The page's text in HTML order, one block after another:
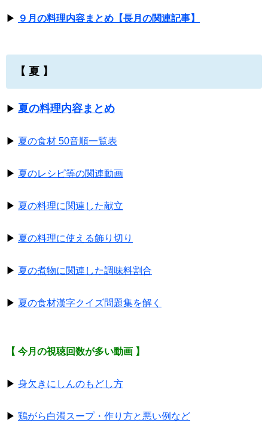
▶ ９月の料理内容まとめ【長月の関連記事】
【 夏 】
▶ 夏の料理内容まとめ
▶ 夏の食材 50音順一覧表
▶ 夏のレシピ等の関連動画
▶ 夏の料理に関連した献立
▶ 夏の料理に使える飾り切り
▶ 夏の煮物に関連した調味料割合
▶ 夏の食材漢字クイズ問題集を解く
【 今月の視聴回数が多い動画 】
▶ 身欠きにしんのもどし方
▶ 鶏がら白濁スープ・作り方と悪い例など